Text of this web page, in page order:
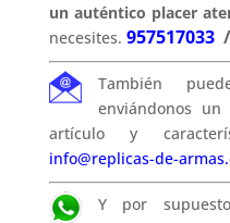
un auténtico placer
necesites. 957517033/
También
enviándonos
artículo y
info@replicas-de-
Y por